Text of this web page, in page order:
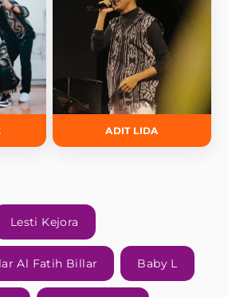
ADIT LIDA
Lesti Kejora
Al Fatih Billar Baby L